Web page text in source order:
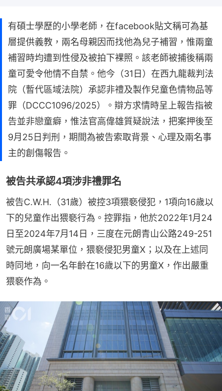
有碩士學歷的小學老師，在facebook貼文稱可為基
層提供義教，兩名母親因而找他為兒子補習，惟兩童
補習時均遭到性侵及被拍下裸照。該老師被捕後稱兩
童可愛令他情不自禁。他今（31日）在西九龍裁判法
院（暫代區域法院）承認非禮及製作兒童色情物品等
罪（DCCC1096/2025）。辯方求情時呈上報告指被
告並非戀童癖，惟法官高偉雄質疑說法，把案押後至
9月25日判刑，期間為被告索取背景、心理及兩名事
主的創傷報告。
被告共承認4項涉非禮罪名
被告C.W.H.（31歲）被控3項猥褻侵犯，1項向16歲以
下的兒童作出猥褻行為。控罪指，他於2022年1月24
日至2024年7月14日，三度在元朗青山公路249-251
號元朗廣場某單位，猥褻侵犯男童X；以及在上述同
時同地，向一名年齡在16歲以下的男童X，作出嚴重
猥褻作為。